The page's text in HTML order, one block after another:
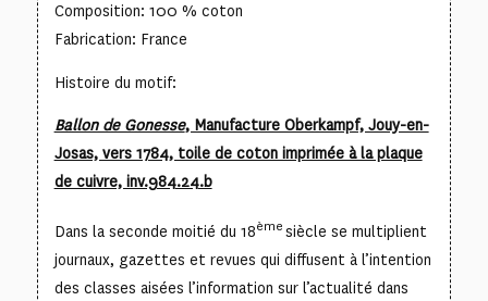
Composition: 100 % coton
Fabrication: France
Histoire du motif:
Ballon de Gonesse, Manufacture Oberkampf, Jouy-en-
Josas, vers 1784, toile de coton imprimée à la plaque
de cuivre, inv.984.24.b
Dans la seconde moitié du 18èmesiècle se multiplient
journaux, gazettes et revues qui diffusent à l’intention
des classes aisées l’information sur l’actualité dans